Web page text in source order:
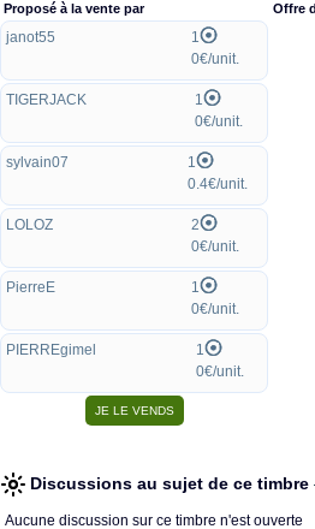
Proposé à la vente par
janot55
1
0€/unit.
TIGERJACK
1
0€/unit.
sylvain07
1
0.4€/unit.
LOLOZ
2
0€/unit.
PierreE
1
0€/unit.
PIERREgimel
1
0€/unit.
Offre
Discussions au sujet de ce timbre
Aucune discussion sur ce timbre n'est ouverte